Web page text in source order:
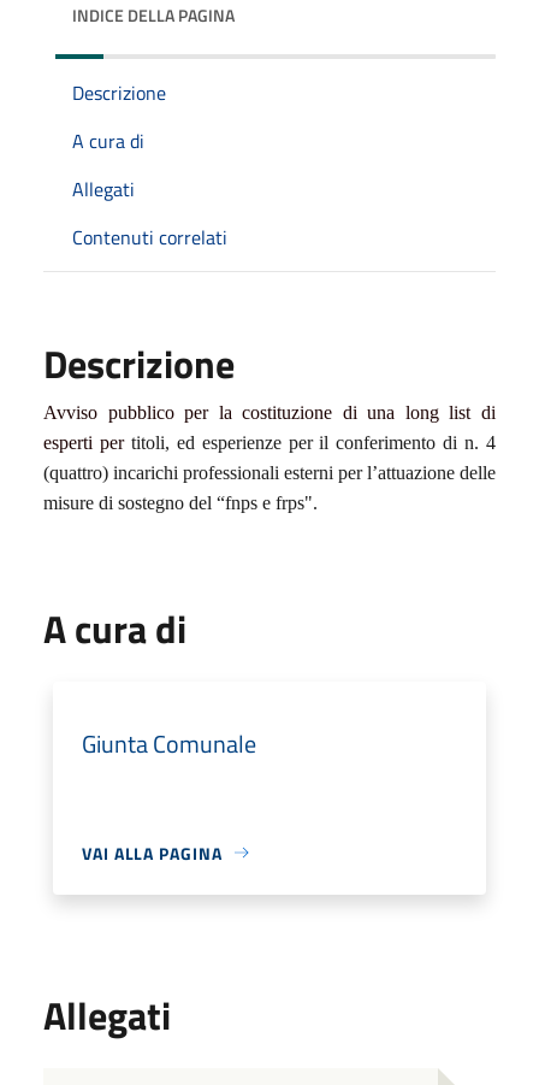
INDICE DELLA PAGINA
Descrizione
A cura di
Allegati
Contenuti correlati
Descrizione
Avviso pubblico per la costituzione di una long list di
esperti per titoli, ed esperienze per il conferimento di n. 4
(quattro) incarichi professionali esterni per l’attuazione delle
misure di sostegno del “fnps e frps".
A cura di
Giunta Comunale
VAI ALLA PAGINA
Allegati